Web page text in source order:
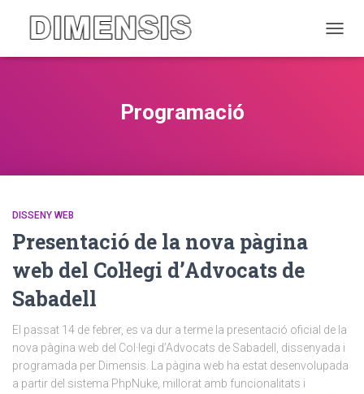
Programació
DISSENY WEB
Presentació de la nova pàgina
web del Col·legi d’Advocats de
Sabadell
El passat 14 de febrer, es va dur a terme la presentació oficial de la
nova pàgina web del Col·legi d’Advocats de Sabadell, dissenyada i
programada per Dimensis. La pàgina web ha estat desenvolupada
a partir del sistema PhpNuke, millorat amb funcionalitats i